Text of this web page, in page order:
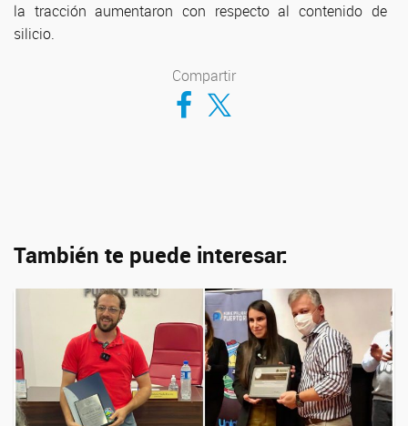
la tracción aumentaron con respecto al contenido de
silicio.
Compartir
Compartir en Facebook
Compartir en Twitter
También te puede interesar: